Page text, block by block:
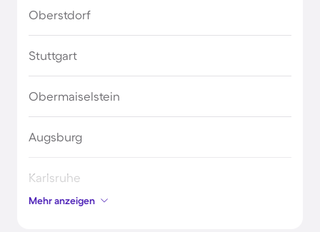
Oberstdorf
Stuttgart
Obermaiselstein
Augsburg
Karlsruhe
Mehr anzeigen